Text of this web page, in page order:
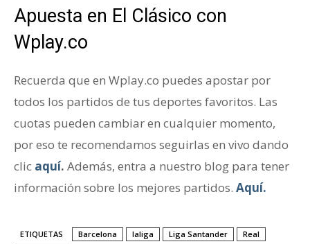
Apuesta en El Clásico con
Wplay.co
Recuerda que en Wplay.co puedes apostar por
todos los partidos de tus deportes favoritos. Las
cuotas pueden cambiar en cualquier momento,
por eso te recomendamos seguirlas en vivo dando
clic aquí. Además, entra a nuestro blog para tener
información sobre los mejores partidos. Aquí.
ETIQUETAS Barcelona laliga Liga Santander
Real